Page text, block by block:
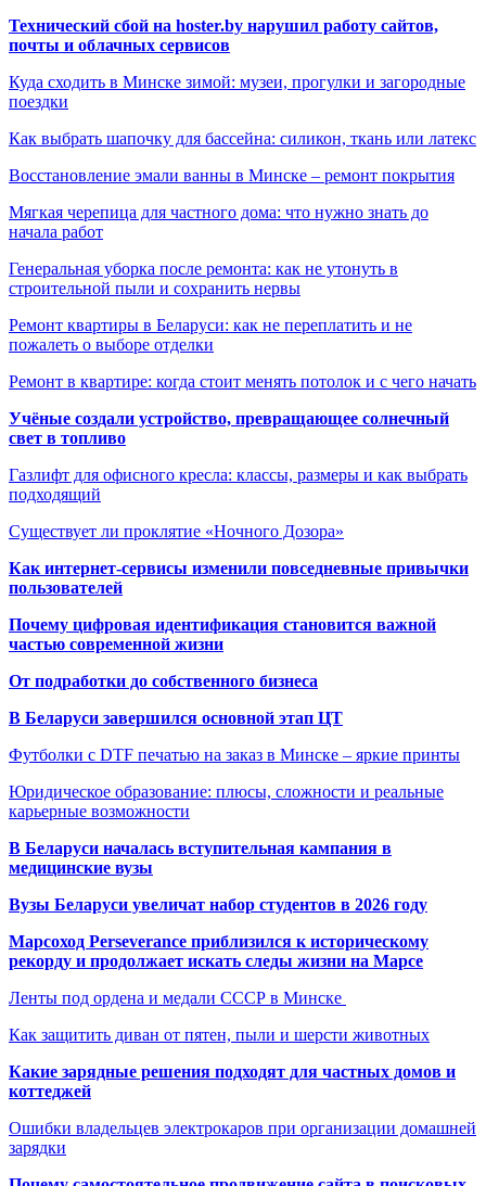
Технический сбой на hoster.by нарушил работу сайтов,
почты и облачных сервисов
Куда сходить в Минске зимой: музеи, прогулки и загородные
поездки
Как выбрать шапочку для бассейна: силикон, ткань или латекс
Восстановление эмали ванны в Минске – ремонт покрытия
Мягкая черепица для частного дома: что нужно знать до
начала работ
Генеральная уборка после ремонта: как не утонуть в
строительной пыли и сохранить нервы
Ремонт квартиры в Беларуси: как не переплатить и не
пожалеть о выборе отделки
Ремонт в квартире: когда стоит менять потолок и с чего начать
Учёные создали устройство, превращающее солнечный
свет в топливо
Газлифт для офисного кресла: классы, размеры и как выбрать
подходящий
Существует ли проклятие «Ночного Дозора»
Как интернет-сервисы изменили повседневные привычки
пользователей
Почему цифровая идентификация становится важной
частью современной жизни
От подработки до собственного бизнеса
В Беларуси завершился основной этап ЦТ
Футболки с DTF печатью на заказ в Минске – яркие принты
Юридическое образование: плюсы, сложности и реальные
карьерные возможности
В Беларуси началась вступительная кампания в
медицинские вузы
Вузы Беларуси увеличат набор студентов в 2026 году
Марсоход Perseverance приблизился к историческому
рекорду и продолжает искать следы жизни на Марсе
Ленты под ордена и медали СССР в Минске
Как защитить диван от пятен, пыли и шерсти животных
Какие зарядные решения подходят для частных домов и
коттеджей
Ошибки владельцев электрокаров при организации домашней
зарядки